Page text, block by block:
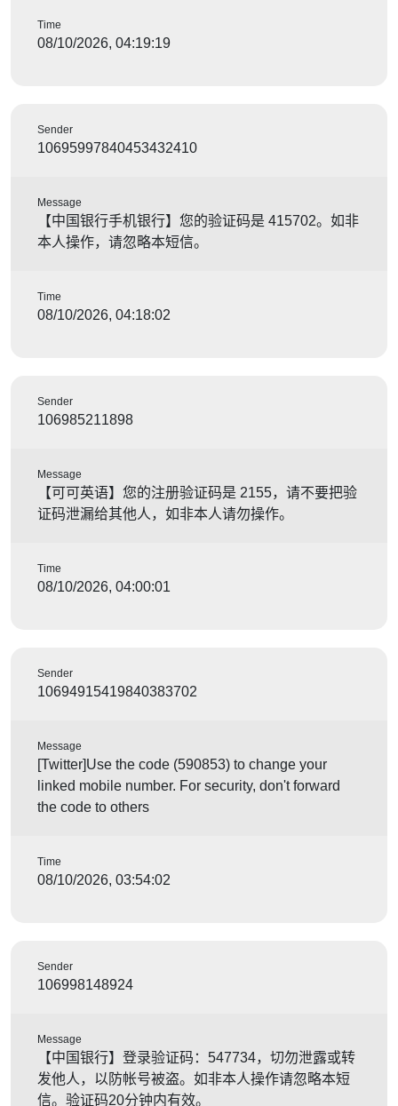
Time
08/10/2026, 04:19:19
Sender
10695997840453432410
Message
【中国银行手机银行】您的验证码是 415702。如非
本人操作，请忽略本短信。
Time
08/10/2026, 04:18:02
Sender
106985211898
Message
【可可英语】您的注册验证码是 2155，请不要把验
证码泄漏给其他人，如非本人请勿操作。
Time
08/10/2026, 04:00:01
Sender
10694915419840383702
Message
[Twitter]Use the code (590853) to change your
linked mobile number. For security, don't forward
the code to others
Time
08/10/2026, 03:54:02
Sender
106998148924
Message
【中国银行】登录验证码：547734，切勿泄露或转
发他人，以防帐号被盗。如非本人操作请忽略本短
信。验证码20分钟内有效。